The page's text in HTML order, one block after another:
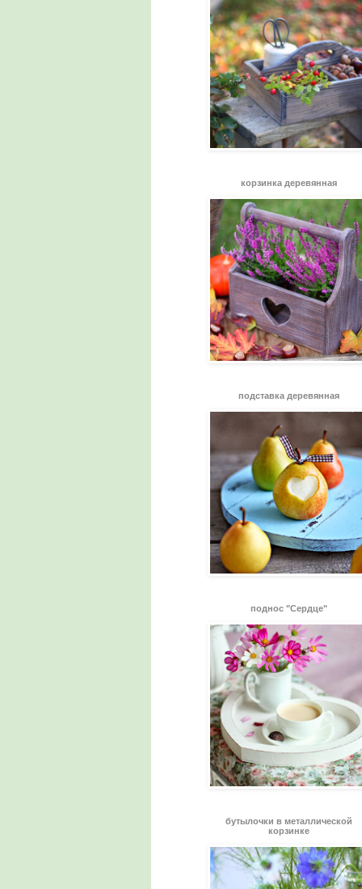
корзинка деревянная
подставка деревянная
поднос "Сердце"
бутылочки в металлической
корзинке